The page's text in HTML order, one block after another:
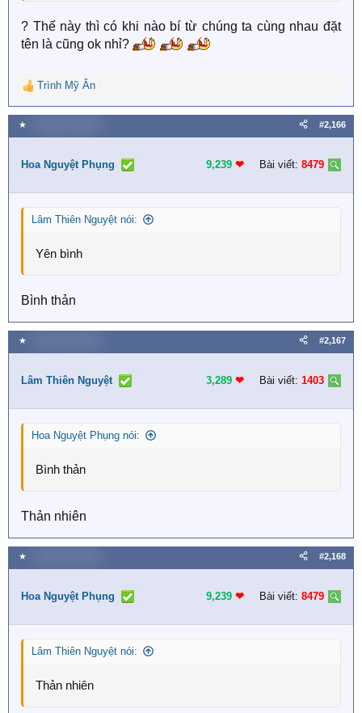
? Thế này thì có khi nào bí từ chúng ta cùng nhau đặt
tên là cũng ok nhỉ?
R
e
a
c
i
n
s
Trình Mỹ Ân
★ #2,166
Hoa Nguyệt Phụng 9,239 ❤︎ Bài viết: 8479
Lâm Thiên Nguyệt nói:
Yên bình
Bình thản
★ #2,167
Lâm Thiên Nguyệt 3,289 ❤︎ Bài viết: 1403
Hoa Nguyệt Phụng nói:
Bình thản
Thản nhiên
★ #2,168
Hoa Nguyệt Phụng 9,239 ❤︎ Bài viết: 8479
Lâm Thiên Nguyệt nói:
Thản nhiên